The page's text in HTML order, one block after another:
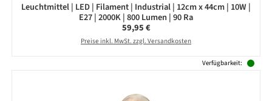
Leuchtmittel | LED | Filament | Industrial | 12cm x 44cm | 10W |
E27 | 2000K | 800 Lumen | 90 Ra
Regulärer Preis:
59,95 €
Preise inkl. MwSt. zzgl. Versandkosten
Verfügbarkeit: